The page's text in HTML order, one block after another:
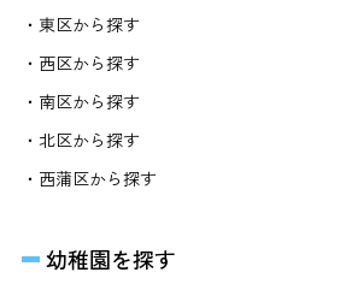
・東区から探す
・西区から探す
・南区から探す
・北区から探す
・西蒲区から探す
幼稚園を探す